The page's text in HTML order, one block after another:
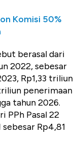
Komisi 50%
berasal dari
2022, sebesar
Rp1,33 triliun
penerimaan
tahun 2026.
PPh Pasal 22
Rp4,81